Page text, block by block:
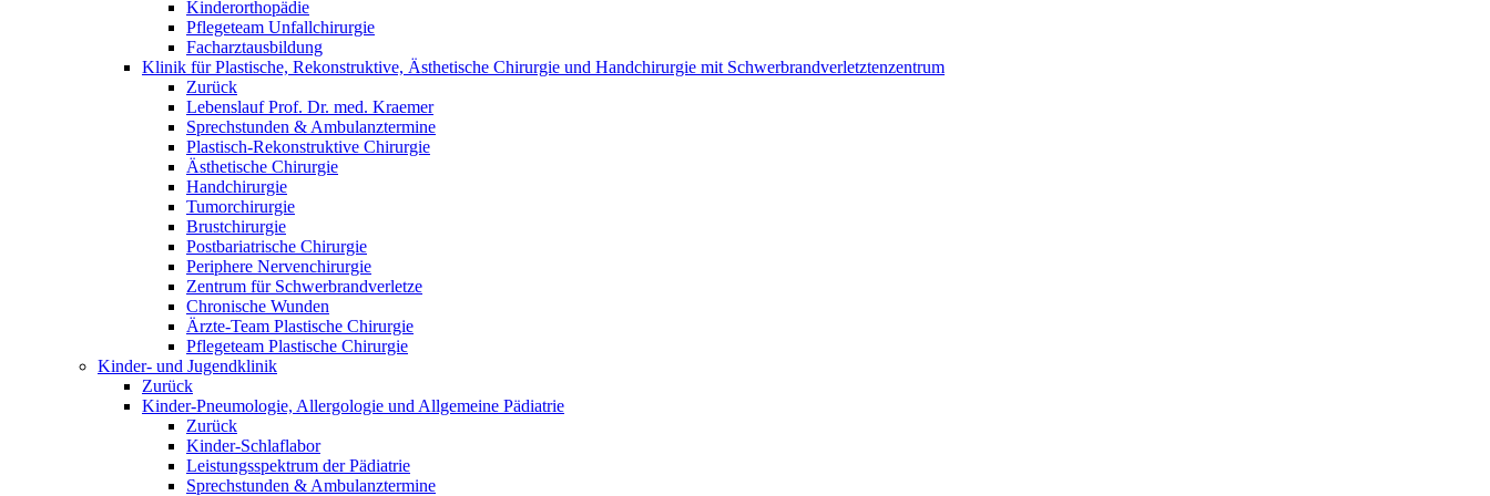
Kinderorthopädie
Pflegeteam Unfallchirurgie
Facharztausbildung
Klinik für Plastische, Rekonstruktive, Ästhetische Chirurgie und Handchirurgie mit Schwerbrandverletztenzentrum
Zurück
Lebenslauf Prof. Dr. med. Kraemer
Sprechstunden & Ambulanztermine
Plastisch-Rekonstruktive Chirurgie
Ästhetische Chirurgie
Handchirurgie
Tumorchirurgie
Brustchirurgie
Postbariatrische Chirurgie
Periphere Nervenchirurgie
Zentrum für Schwerbrandverletze
Chronische Wunden
Ärzte-Team Plastische Chirurgie
Pflegeteam Plastische Chirurgie
Kinder- und Jugendklinik
Zurück
Kinder-Pneumologie, Allergologie und Allgemeine Pädiatrie
Zurück
Kinder-Schlaflabor
Leistungsspektrum der Pädiatrie
Sprechstunden & Ambulanztermine